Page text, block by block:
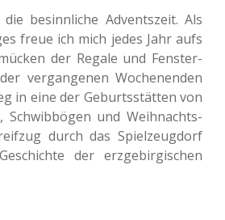
besinn­li­che Advents­zeit. Als
freue ich mich jedes Jahr aufs
der Regale und Fens­ter­
ver­gan­ge­nen Wochen­en­den
in eine der Geburts­stät­ten von
Schwib­bö­gen und Weih­nachts­
durch das Spiel­zeug­dorf
der erz­ge­bir­gi­schen